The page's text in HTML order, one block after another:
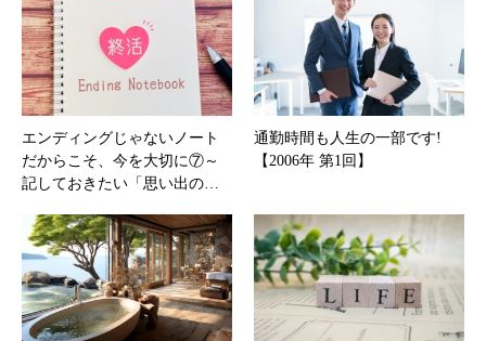
エンディングじゃないノート
だからこそ、今を大切に⑦～
記しておきたい「思い出の…
通勤時間も人生の一部です!
【2006年 第1回】